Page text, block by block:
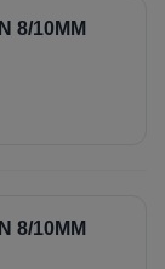
8/10MM
8/10MM